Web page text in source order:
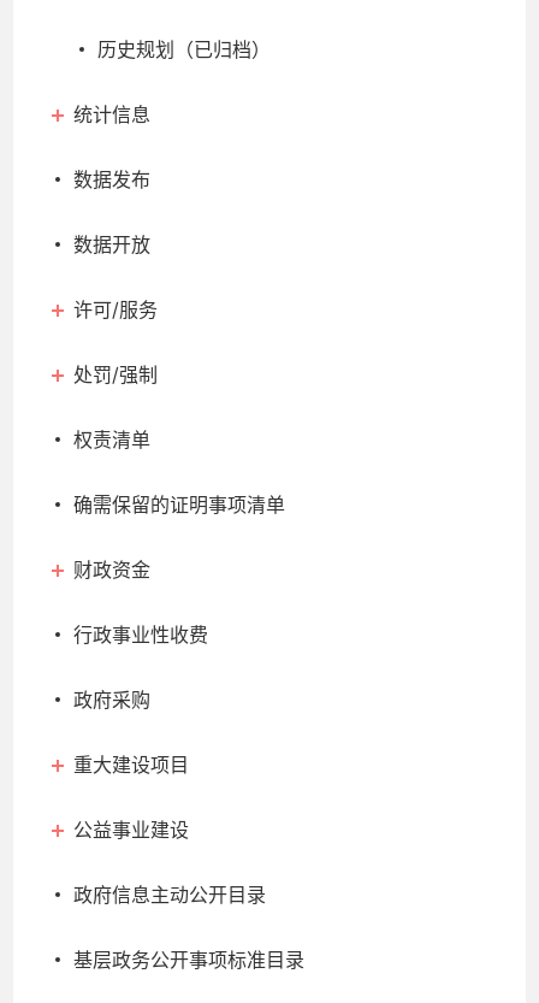
历史规划（已归档）
统计信息
数据发布
数据开放
许可/服务
处罚/强制
权责清单
确需保留的证明事项清单
财政资金
行政事业性收费
政府采购
重大建设项目
公益事业建设
政府信息主动公开目录
基层政务公开事项标准目录